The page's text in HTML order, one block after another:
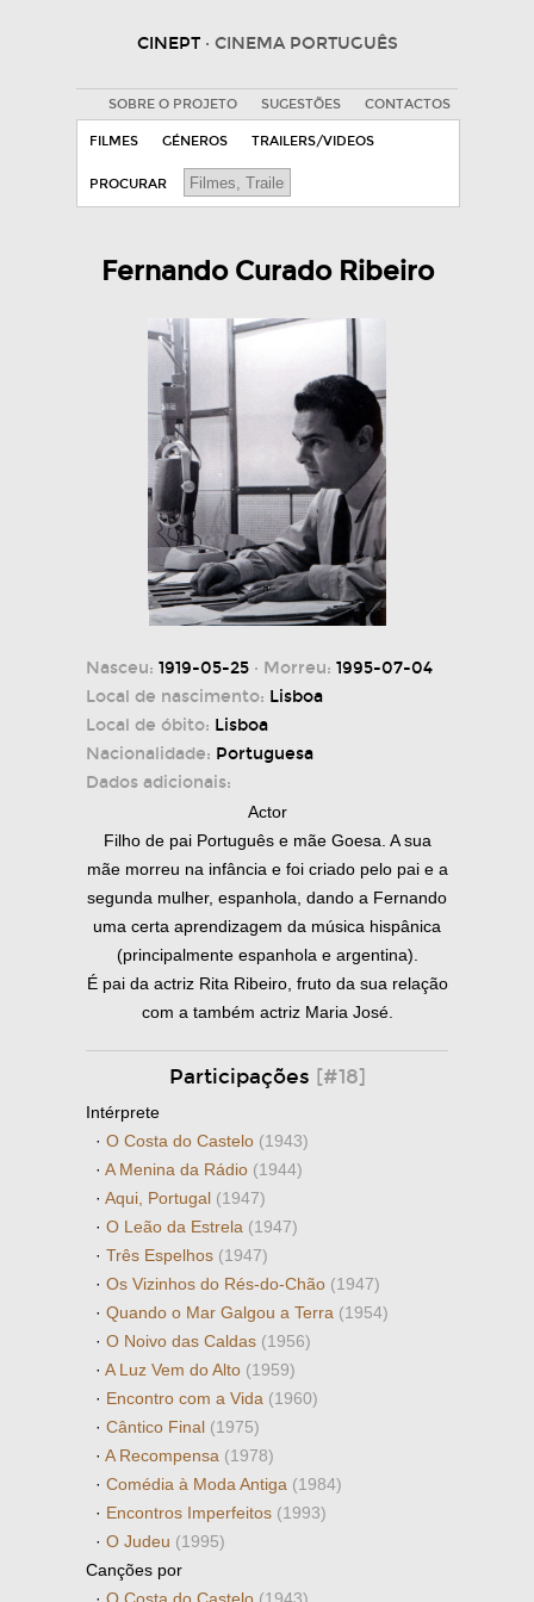
CINEPT · CINEMA PORTUGUÊS
SOBRE O PROJETO SUGESTÕES CONTACTOS
FILMES GÉNEROS TRAILERS/VIDEOS
PROCURAR
Fernando Curado Ribeiro
Nasceu: 1919-05-25 · Morreu: 1995-07-04
Local de nascimento: Lisboa
Local de óbito: Lisboa
Nacionalidade: Portuguesa
Dados adicionais:
Actor
Filho de pai Português e mãe Goesa. A sua
mãe morreu na infância e foi criado pelo pai e a
segunda mulher, espanhola, dando a Fernando
uma certa aprendizagem da música hispânica
(principalmente espanhola e argentina).
É pai da actriz Rita Ribeiro, fruto da sua relação
com a também actriz Maria José.
Participações [#18]
Intérprete
· O Costa do Castelo (1943)
· A Menina da Rádio (1944)
· Aqui, Portugal (1947)
· O Leão da Estrela (1947)
· Três Espelhos (1947)
· Os Vizinhos do Rés-do-Chão (1947)
· Quando o Mar Galgou a Terra (1954)
· O Noivo das Caldas (1956)
· A Luz Vem do Alto (1959)
· Encontro com a Vida (1960)
· Cântico Final (1975)
· A Recompensa (1978)
· Comédia à Moda Antiga (1984)
· Encontros Imperfeitos (1993)
· O Judeu (1995)
Canções por